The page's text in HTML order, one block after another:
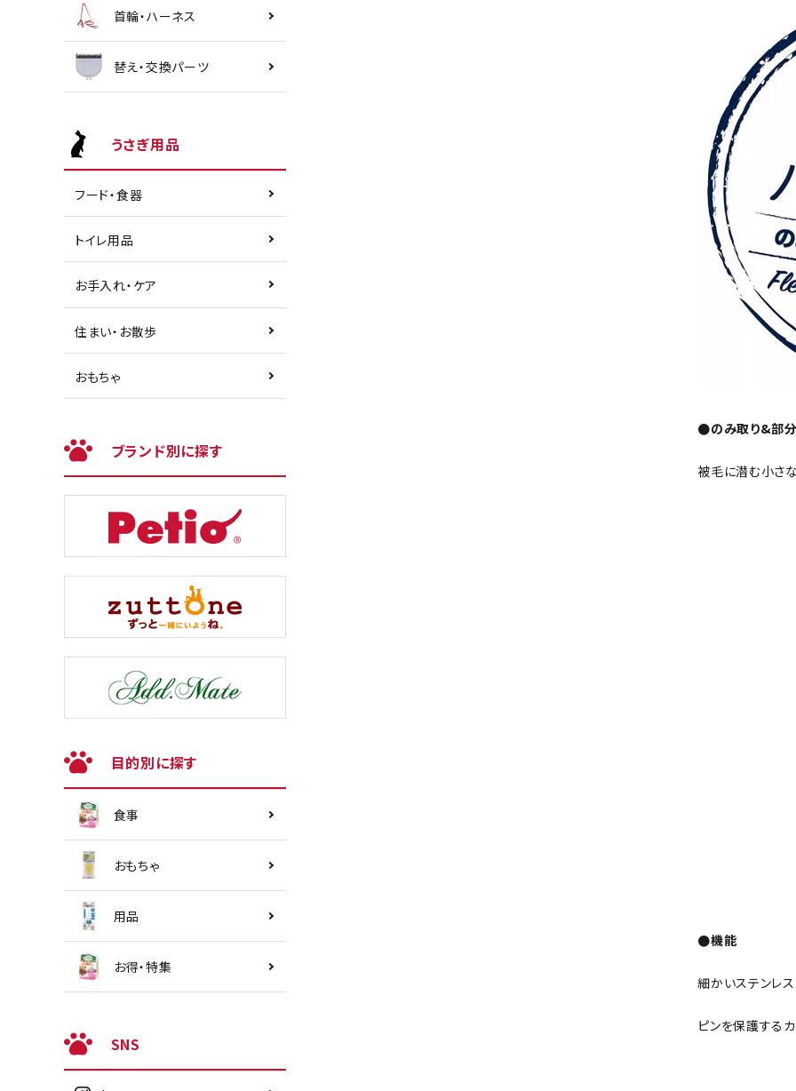
首輪・ハーネス
替え・交換パーツ
うさぎ用品
フード・食器
トイレ用品
お手入れ・ケア
住まい・お散歩
おもちゃ
ブランド別に探す
目的別に探す
食事
おもちゃ
用品
お得・特集
SNS
●のみ取り&部
被毛に潜む小さ
●機能
細かいステンレ
ピンを保護する